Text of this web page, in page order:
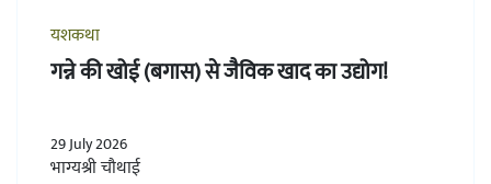
यशकथा
गन्ने की खोई (बगास) से जैविक खाद का उद्योग!
29 July 2026
भाग्यश्री चौथाई